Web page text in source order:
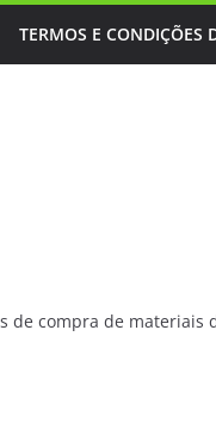
TERMOS E CONDIÇÕES
de compra de materiais